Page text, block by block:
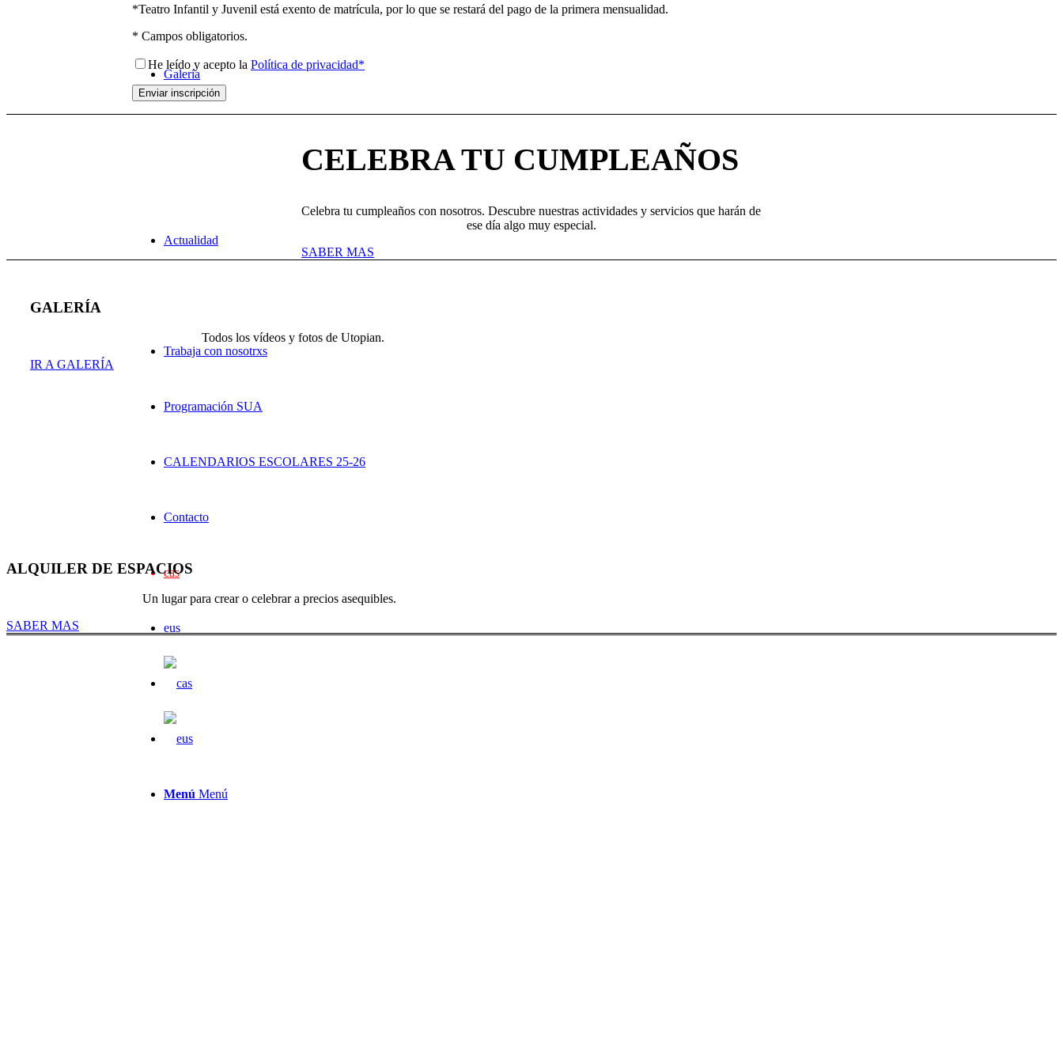
Galería
Actualidad
Trabaja con nosotrxs
Programación SUA
CALENDARIOS ESCOLARES 25-26
Contacto
cas
eus
Menú Menú
*Teatro Infantil y Juvenil está exento de matrícula, por lo que se restará del pago de la primera mensualidad.
* Campos obligatorios.
He leído y acepto la Política de privacidad*
CELEBRA TU CUMPLEAÑOS
Celebra tu cumpleaños con nosotros. Descubre nuestras actividades y servicios que harán de
ese día algo muy especial.
SABER MAS
GALERÍA
Todos los vídeos y fotos de Utopian.
IR A GALERÍA
ALQUILER DE ESPACIOS
Un lugar para crear o celebrar a precios asequibles.
SABER MAS